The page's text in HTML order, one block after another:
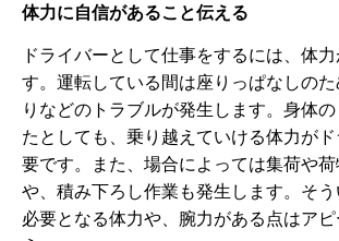
体力に自信があること伝える
ドライバーとして仕事をするには、体
す。運転している間は座りっぱなしのた
りなどのトラブルが発生します。身体
たとしても、乗り越えていける体力が
要です。また、場合によっては集荷や
や、積み下ろし作業も発生します。そ
必要となる体力や、腕力がある点はアピ